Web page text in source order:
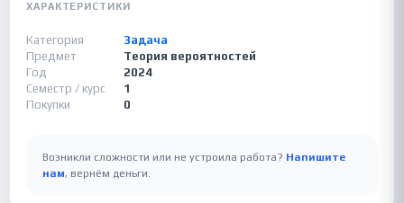
ХАРАКТЕРИСТИКИ
Категория
Задача
Предмет
Теория вероятностей
Год
2024
Семестр / курс
1
Покупки
0
Возникли сложности или не устроила работа? Напишите
нам, вернём деньги.